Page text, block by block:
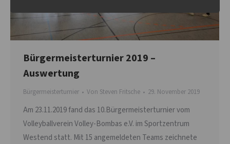
Bürgermeisterturnier 2019 –
Auswertung
Bürgermeisterturnier Von Steven Fritsche 29. November 2019
Am 23.11.2019 fand das 10.Bürgermeisterturnier vom
Volleyballverein Volley-Bombas e.V. im Sportzentrum
Westend statt. Mit 15 angemeldeten Teams zeichnete